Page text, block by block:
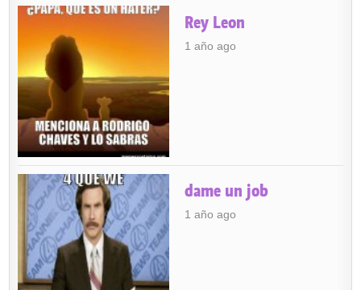
Rey Leon
1 año ago
dame un job
1 año ago